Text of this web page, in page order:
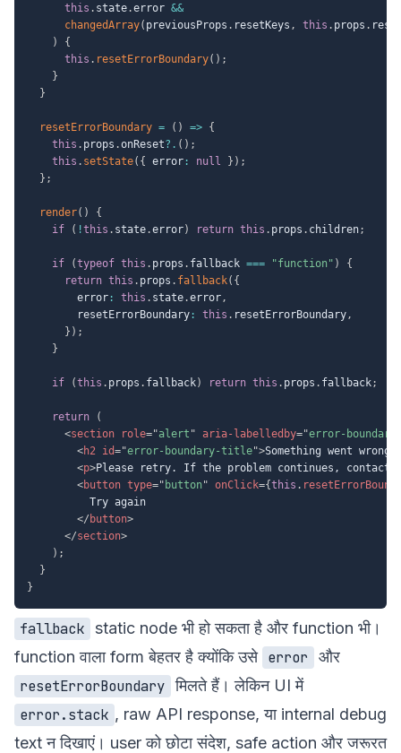
this . state.error &&
changedArray( previousProps . resetKeys , this . props .
)
{
this . resetErrorBoundary( ) ;
}
}
resetErrorBoundary = ( ) => {
this . props .onReset?. ( ) ;
this . setState( { error : null } ) ;
} ;
render( )
{
if
( !this . state.error) return this . props . children;
if (typeof this . props . fallback === "function" )
{
return this . props . fallback( {
        error
: this . state.error,
        resetErrorBoundary
: this . resetErrorBoundary,
} ) ;
}
if (this . props . fallback) return this . props . fallback;
return
(
<section role="alert " aria-labelledby="error-
<h2 id="error-boundary-title">Something went wrong
<p>Please retry. If the problem continues, contact
<button type=" button" onClick={this .
          Try again
</ button>
</section>
) ;
}
}
fallback static node भी हो सकता है और function भी।
function वाला form बेहतर है क्योंकि उसे error
और
resetErrorBoundary मिलते हैं। लेकिन UI में
error.stack , raw API response, या internal debug
text न दिखाएं। user को छोटा संदेश, safe action और जरूरत